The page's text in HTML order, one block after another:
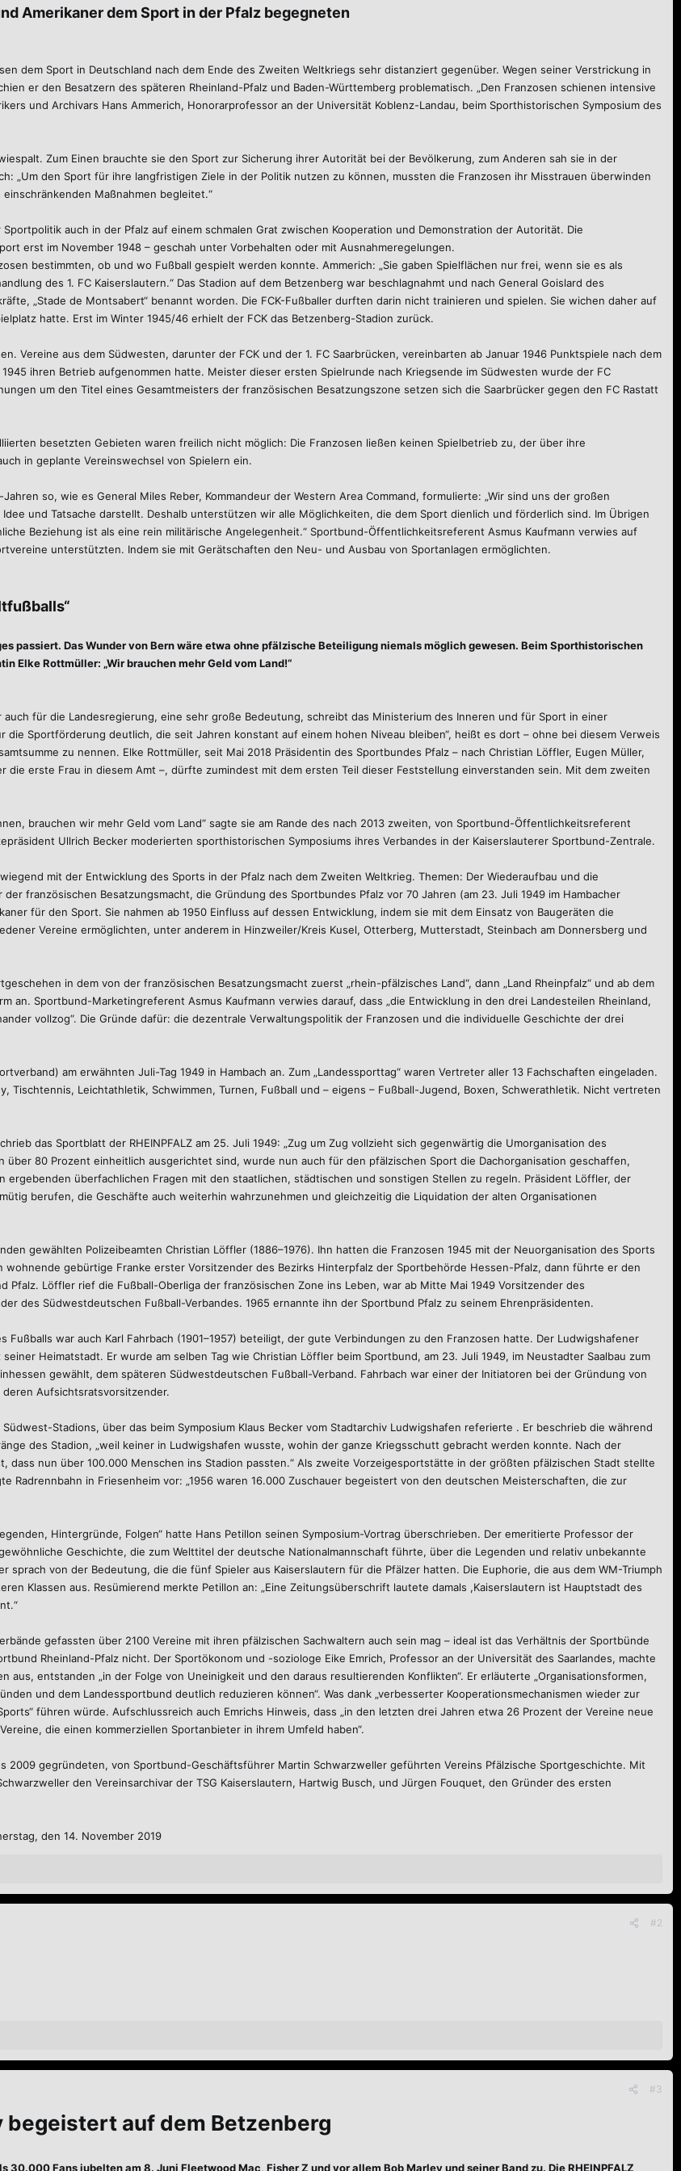
Amerikaner dem Sport in der Pfalz begegneten
dem Sport in Deutschland nach dem Ende des Zweiten Weltkriegs sehr distanziert gegenüber. Wegen seiner Verstrickung in
er den Besatzern des späteren Rheinland-Pfalz und Baden-Württemberg problematisch. „Den Franzosen schienen intensive
und Archivars Hans Ammerich, Honorarprofessor an der Universität Koblenz-Landau, beim Sporthistorischen Symposium des
Zum Einen brauchte sie den Sport zur Sicherung ihrer Autorität bei der Bevölkerung, zum Anderen sah sie in der
„Um den Sport für ihre langfristigen Ziele in der Politik nutzen zu können, mussten die Franzosen ihr Misstrauen überwinden
Maßnahmen begleitet.“
auch in der Pfalz auf einem schmalen Grat zwischen Kooperation und Demonstration der Autorität. Die
erst im November 1948 – geschah unter Vorbehalten oder mit Ausnahmeregelungen.
bestimmten, ob und wo Fußball gespielt werden konnte. Ammerich: „Sie gaben Spielflächen nur frei, wenn sie es als
des 1. FC Kaiserslautern.“ Das Stadion auf dem Betzenberg war beschlagnahmt und nach General Goislard des
„Stade de Montsabert“ benannt worden. Die FCK-Fußballer durften darin nicht trainieren und spielen. Sie wichen daher auf
hatte. Erst im Winter 1945/46 erhielt der FCK das Betzenberg-Stadion zurück.
Vereine aus dem Südwesten, darunter der FCK und der 1. FC Saarbrücken, vereinbarten ab Januar 1946 Punktspiele nach dem
ihren Betrieb aufgenommen hatte. Meister dieser ersten Spielrunde nach Kriegsende im Südwesten wurde der FC
um den Titel eines Gesamtmeisters der französischen Besatzungszone setzen sich die Saarbrücker gegen den FC Rastatt
besetzten Gebieten waren freilich nicht möglich: Die Franzosen ließen keinen Spielbetrieb zu, der über ihre
in geplante Vereinswechsel von Spielern ein.
so, wie es General Miles Reber, Kommandeur der Western Area Command, formulierte: „Wir sind uns der großen
und Tatsache darstellt. Deshalb unterstützen wir alle Möglichkeiten, die dem Sport dienlich und förderlich sind. Im Übrigen
Beziehung ist als eine rein militärische Angelegenheit.“ Sportbund-Öffentlichkeitsreferent Asmus Kaufmann verwies auf
unterstützten. Indem sie mit Gerätschaften den Neu- und Ausbau von Sportanlagen ermöglichten.
passiert. Das Wunder von Bern wäre etwa ohne pfälzische Beteiligung niemals möglich gewesen. Beim Sporthistorischen
Elke Rottmüller: „Wir brauchen mehr Geld vom Land!“
für die Landesregierung, eine sehr große Bedeutung, schreibt das Ministerium des Inneren und für Sport in einer
die Sportförderung deutlich, die seit Jahren konstant auf einem hohen Niveau bleiben“, heißt es dort – ohne bei diesem Verweis
zu nennen. Elke Rottmüller, seit Mai 2018 Präsidentin des Sportbundes Pfalz – nach Christian Löffler, Eugen Müller,
die erste Frau in diesem Amt –, dürfte zumindest mit dem ersten Teil dieser Feststellung einverstanden sein. Mit dem zweiten
brauchen wir mehr Geld vom Land“ sagte sie am Rande des nach 2013 zweiten, von Sportbund-Öffentlichkeitsreferent
Ullrich Becker moderierten sporthistorischen Symposiums ihres Verbandes in der Kaiserslauterer Sportbund-Zentrale.
mit der Entwicklung des Sports in der Pfalz nach dem Zweiten Weltkrieg. Themen: Der Wiederaufbau und die
französischen Besatzungsmacht, die Gründung des Sportbundes Pfalz vor 70 Jahren (am 23. Juli 1949 im Hambacher
für den Sport. Sie nahmen ab 1950 Einfluss auf dessen Entwicklung, indem sie mit dem Einsatz von Baugeräten die
Vereine ermöglichten, unter anderem in Hinzweiler/Kreis Kusel, Otterberg, Mutterstadt, Steinbach am Donnersberg und
in dem von der französischen Besatzungsmacht zuerst „rhein-pfälzisches Land“, dann „Land Rheinpfalz“ und ab dem
an. Sportbund-Marketingreferent Asmus Kaufmann verwies darauf, dass „die Entwicklung in den drei Landesteilen Rheinland,
vollzog“. Die Gründe dafür: die dezentrale Verwaltungspolitik der Franzosen und die individuelle Geschichte der drei
am erwähnten Juli-Tag 1949 in Hambach an. Zum „Landessporttag“ waren Vertreter aller 13 Fachschaften eingeladen.
Tischtennis, Leichtathletik, Schwimmen, Turnen, Fußball und – eigens – Fußball-Jugend, Boxen, Schwerathletik. Nicht vertreten
das Sportblatt der RHEINPFALZ am 25. Juli 1949: „Zug um Zug vollzieht sich gegenwärtig die Umorganisation des
über 80 Prozent einheitlich ausgerichtet sind, wurde nun auch für den pfälzischen Sport die Dachorganisation geschaffen,
ergebenden überfachlichen Fragen mit den staatlichen, städtischen und sonstigen Stellen zu regeln. Präsident Löffler, der
berufen, die Geschäfte auch weiterhin wahrzunehmen und gleichzeitig die Liquidation der alten Organisationen
gewählten Polizeibeamten Christian Löffler (1886–1976). Ihn hatten die Franzosen 1945 mit der Neuorganisation des Sports
wohnende gebürtige Franke erster Vorsitzender des Bezirks Hinterpfalz der Sportbehörde Hessen-Pfalz, dann führte er den
Pfalz. Löffler rief die Fußball-Oberliga der französischen Zone ins Leben, war ab Mitte Mai 1949 Vorsitzender des
des Südwestdeutschen Fußball-Verbandes. 1965 ernannte ihn der Sportbund Pfalz zu seinem Ehrenpräsidenten.
war auch Karl Fahrbach (1901–1957) beteiligt, der gute Verbindungen zu den Franzosen hatte. Der Ludwigshafener
Heimatstadt. Er wurde am selben Tag wie Christian Löffler beim Sportbund, am 23. Juli 1949, im Neustadter Saalbau zum
gewählt, dem späteren Südwestdeutschen Fußball-Verband. Fahrbach war einer der Initiatoren bei der Gründung von
deren Aufsichtsratsvorsitzender.
Stadions, über das beim Symposium Klaus Becker vom Stadtarchiv Ludwigshafen referierte . Er beschrieb die während
des Stadion, „weil keiner in Ludwigshafen wusste, wohin der ganze Kriegsschutt gebracht werden konnte. Nach der
dass nun über 100.000 Menschen ins Stadion passten.“ Als zweite Vorzeigesportstätte in der größten pfälzischen Stadt stellte
Radrennbahn in Friesenheim vor: „1956 waren 16.000 Zuschauer begeistert von den deutschen Meisterschaften, die zur
Hintergründe, Folgen“ hatte Hans Petillon seinen Symposium-Vortrag überschrieben. Der emeritierte Professor der
Geschichte, die zum Welttitel der deutsche Nationalmannschaft führte, über die Legenden und relativ unbekannte
sprach von der Bedeutung, die die fünf Spieler aus Kaiserslautern für die Pfälzer hatten. Die Euphorie, die aus dem WM-Triumph
Klassen aus. Resümierend merkte Petillon an: „Eine Zeitungsüberschrift lautete damals ,Kaiserslautern ist Hauptstadt des
gefassten über 2100 Vereine mit ihren pfälzischen Sachwaltern auch sein mag – ideal ist das Verhältnis der Sportbünde
Rheinland-Pfalz nicht. Der Sportökonom und -soziologe Eike Emrich, Professor an der Universität des Saarlandes, machte
aus, entstanden „in der Folge von Uneinigkeit und den daraus resultierenden Konflikten“. Er erläuterte „Organisationsformen,
und dem Landessportbund deutlich reduzieren können“. Was dank „verbesserter Kooperationsmechanismen wieder zur
führen würde. Aufschlussreich auch Emrichs Hinweis, dass „in den letzten drei Jahren etwa 26 Prozent der Vereine neue
die einen kommerziellen Sportanbieter in ihrem Umfeld haben“.
2009 gegründeten, von Sportbund-Geschäftsführer Martin Schwarzweller geführten Vereins Pfälzische Sportgeschichte. Mit
den Vereinsarchivar der TSG Kaiserslautern, Hartwig Busch, und Jürgen Fouquet, den Gründer des ersten
den 14. November 2019
#2
#3
begeistert auf dem Betzenberg
30.000 Fans jubelten am 8. Juni Fleetwood Mac, Fisher Z und vor allem Bob Marley und seiner Band zu. Die RHEINPFALZ